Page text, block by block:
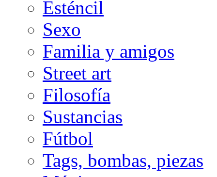
Esténcil
Sexo
Familia y amigos
Street art
Filosofía
Sustancias
Fútbol
Tags, bombas, piezas